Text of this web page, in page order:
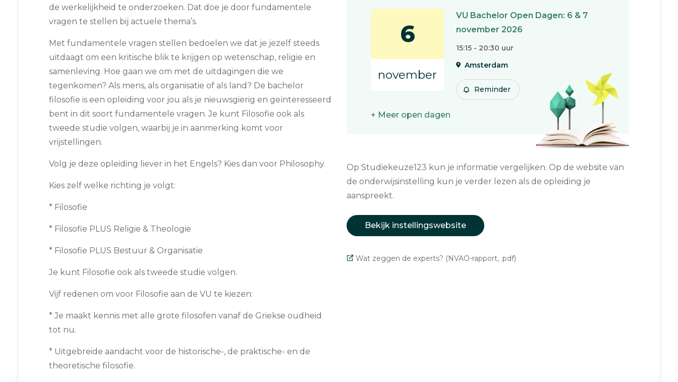
de werkelijkheid te onderzoeken. Dat doe je door fundamentele
vragen te stellen bij actuele thema’s.
Met fundamentele vragen stellen bedoelen we dat je jezelf steeds
uitdaagt om een kritische blik te krijgen op wetenschap, religie en
samenleving. Hoe gaan we om met de uitdagingen die we
tegenkomen? Als mens, als organisatie of als land? De bachelor
filosofie is een opleiding voor jou als je nieuwsgierig en geïnteresseerd
bent in dit soort fundamentele vragen. Je kunt Filosofie ook als
tweede studie volgen, waarbij je in aanmerking komt voor
vrijstellingen.
Volg je deze opleiding liever in het Engels? Kies dan voor Philosophy.
Kies zelf welke richting je volgt:
* Filosofie
* Filosofie PLUS Religie & Theologie
* Filosofie PLUS Bestuur & Organisatie
Je kunt Filosofie ook als tweede studie volgen.
Vijf redenen om voor Filosofie aan de VU te kiezen:
* Je maakt kennis met alle grote filosofen vanaf de Griekse oudheid
tot nu.
* Uitgebreide aandacht voor de historische-, de praktische- en de
theoretische filosofie.
6
november
VU Bachelor Open Dagen: 6 & 7
november 2026
15:15 - 20:30 uur
Amsterdam
Reminder
+ Meer open dagen
Op Studiekeuze123 kun je informatie vergelijken. Op de website van
de onderwijsinstelling kun je verder lezen als de opleiding je
aanspreekt.
Bekijk instellingswebsite
Wat zeggen de experts? (NVAO-rapport, .pdf)